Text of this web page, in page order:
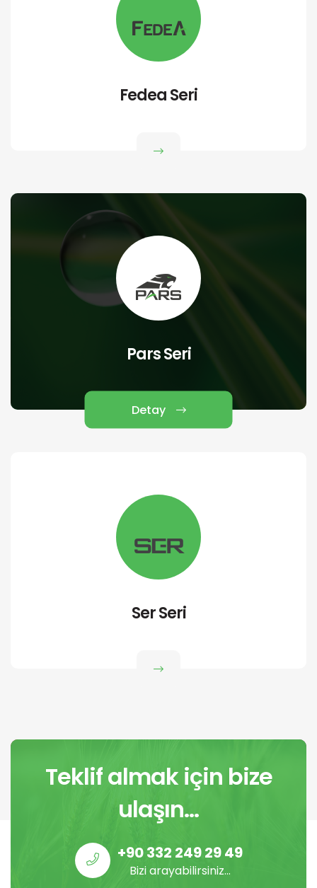
Fedea Seri
Pars Seri
Detay
Ser Seri
Teklif almak için bize
ulaşın...
+90 332 249 29 49
Bizi arayabilirsiniz...